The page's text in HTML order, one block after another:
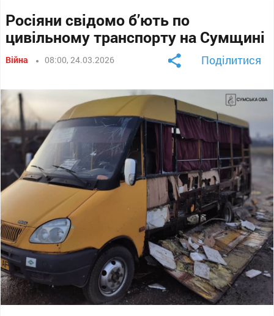
Росіяни свідомо б’ють по
цивільному транспорту на Сумщині
Війна 08:00, 24.03.2026 Поділитися